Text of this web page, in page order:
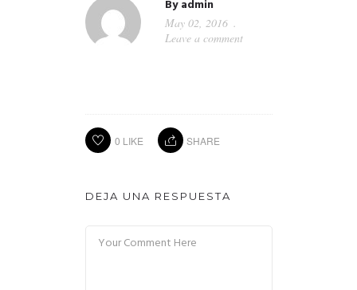
Byadmin
May 02, 2016
Leave a comment
0 LIKE SHARE
DEJA UNA RESPUESTA